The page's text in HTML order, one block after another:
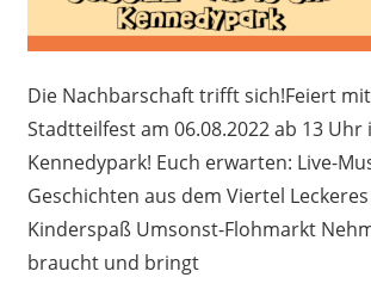
Die Nachbarschaft trifft sich!Feiert
Stadtteilfest am 06.08.2022 ab 13 Uhr
Kennedypark! Euch erwarten: Live-
Geschichten aus dem Viertel Leckeres
Kinderspaß Umsonst-Flohmarkt
braucht und bringt